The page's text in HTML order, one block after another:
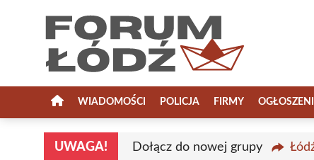
WIADOMOŚCI POLICJA FIRMY
UWAGA! Dołącz do nowej grupy